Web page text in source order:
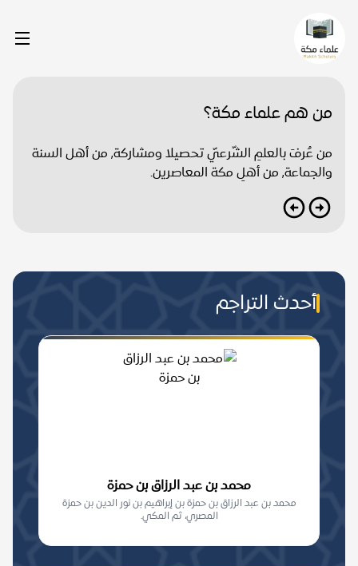
من هم علماء مكة؟
من عُرفَ بالعلمِ الشّرعيّ تحصيلا ومشاركة, من أهل السنة
والجماعة, من أهلِ مكة المعاصرين.
أحدث التراجم
محمد بن عبد الرزاق بن حمزة
محمد بن عبد الرزاق بن حمزة بن إبراهيم بن نور الدين بن حمزة
المصري، ثم المكي.